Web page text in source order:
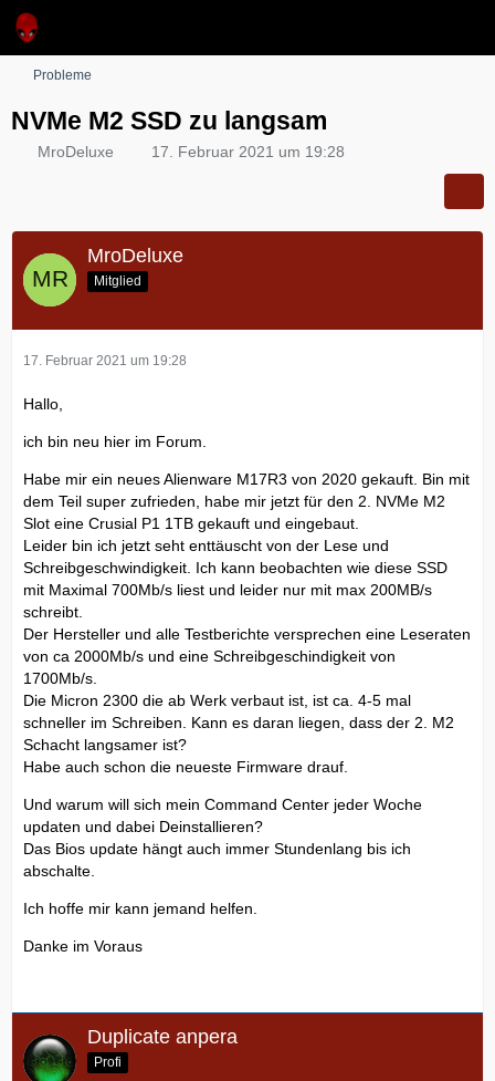
Probleme
NVMe M2 SSD zu langsam
MroDeluxe 17. Februar 2021 um 19:28
MroDeluxe
Mitglied
17. Februar 2021 um 19:28
Hallo,
ich bin neu hier im Forum.
Habe mir ein neues Alienware M17R3 von 2020 gekauft. Bin mit
dem Teil super zufrieden, habe mir jetzt für den 2. NVMe M2
Slot eine Crusial P1 1TB gekauft und eingebaut.
Leider bin ich jetzt seht enttäuscht von der Lese und
Schreibgeschwindigkeit. Ich kann beobachten wie diese SSD
mit Maximal 700Mb/s liest und leider nur mit max 200MB/s
schreibt.
Der Hersteller und alle Testberichte versprechen eine Leseraten
von ca 2000Mb/s und eine Schreibgeschindigkeit von
1700Mb/s.
Die Micron 2300 die ab Werk verbaut ist, ist ca. 4-5 mal
schneller im Schreiben. Kann es daran liegen, dass der 2. M2
Schacht langsamer ist?
Habe auch schon die neueste Firmware drauf.
Und warum will sich mein Command Center jeder Woche
updaten und dabei Deinstallieren?
Das Bios update hängt auch immer Stundenlang bis ich
abschalte.
Ich hoffe mir kann jemand helfen.
Danke im Voraus
Duplicate anpera
Profi